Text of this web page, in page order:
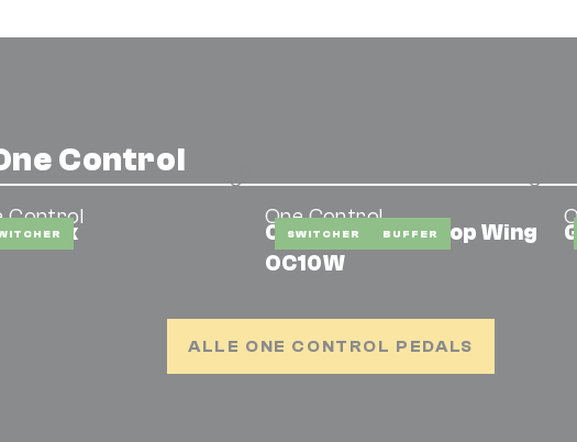
Control
Control
Box SWITCHER BUFFER
One Control
Crocodile Tail Loop Wing
OC10W
ALLE ONE CONTROL PEDALS